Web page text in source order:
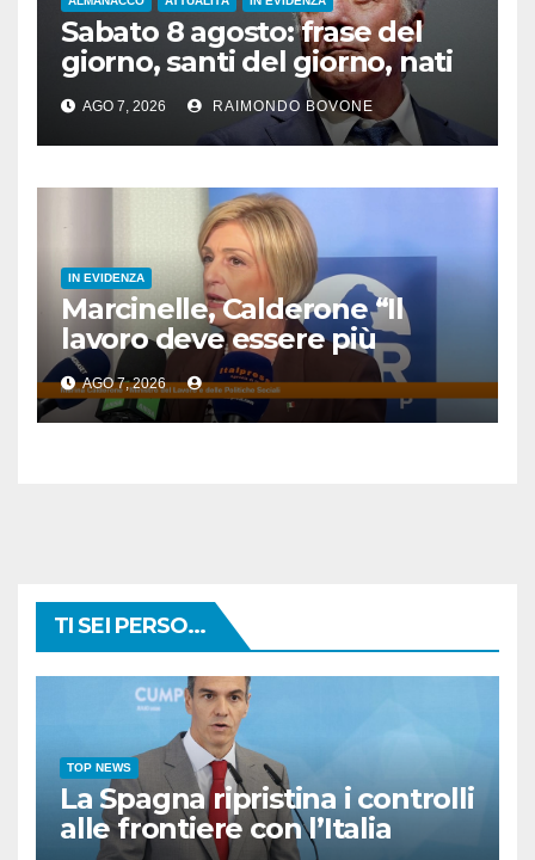
Sabato 8 agosto: frase del
giorno, santi del giorno, nati
famosi, accadde oggi
AGO 7, 2026 RAIMONDO BOVONE
IN EVIDENZA
Marcinelle, Calderone “Il
lavoro deve essere più
sicuro”
AGO 7, 2026
TI SEI PERSO...
TOP NEWS
La Spagna ripristina i controlli
alle frontiere con l’Italia